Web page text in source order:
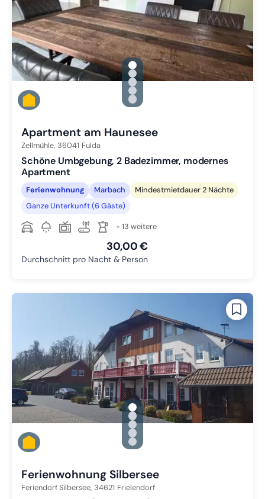
gallery.slide_selector
Zu Slide 1 wechseln
Zu Slide 2 wechseln
Zu Slide 3 wechseln
Zu Slide 4 wechseln
Zu Slide 5 wechseln
Apartment am Haunesee
Zellmühle, 36041 Fulda
Schöne Umbgebung, 2 Badezimmer, modernes
Apartment
Ferienwohnung Marbach
Mindestmietdauer 2 Nächte
Ganze Unterkunft (6 Gäste)
+ 13 weitere
30,00 €
Durchschnitt pro Nacht & Person
gallery.slide_selector
Zu Slide 1 wechseln
Zu Slide 2 wechseln
Zu Slide 3 wechseln
Zu Slide 4 wechseln
Zu Slide 5 wechseln
Ferienwohnung Silbersee
Feriendorf Silbersee, 34621 Frielendorf